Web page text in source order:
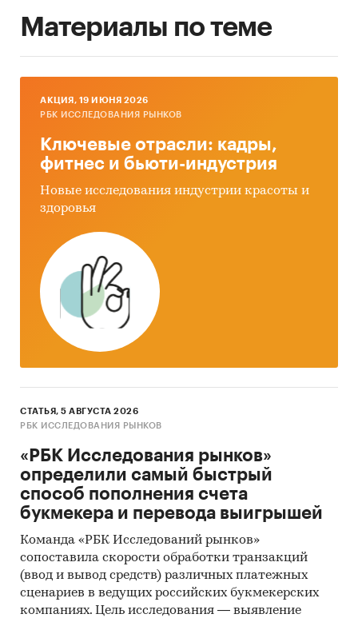
Материалы по теме
AКЦИЯ, 19 ИЮНЯ 2026
РБК ИССЛЕДОВАНИЯ РЫНКОВ
Ключевые отрасли: кадры,
фитнес и бьюти-индустрия
Новые исследования индустрии красоты и
здоровья
СТАТЬЯ, 5 АВГУСТА 2026
РБК ИССЛЕДОВАНИЯ РЫНКОВ
«РБК Исследования рынков»
определили самый быстрый
способ пополнения счета
букмекера и перевода выигрышей
Команда «РБК Исследований рынков»
сопоставила скорости обработки транзакций
(ввод и вывод средств) различных платежных
сценариев в ведущих российских букмекерских
компаниях. Цель исследования — выявление